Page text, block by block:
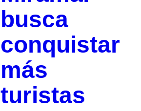
busca
conquistar
más
turistas